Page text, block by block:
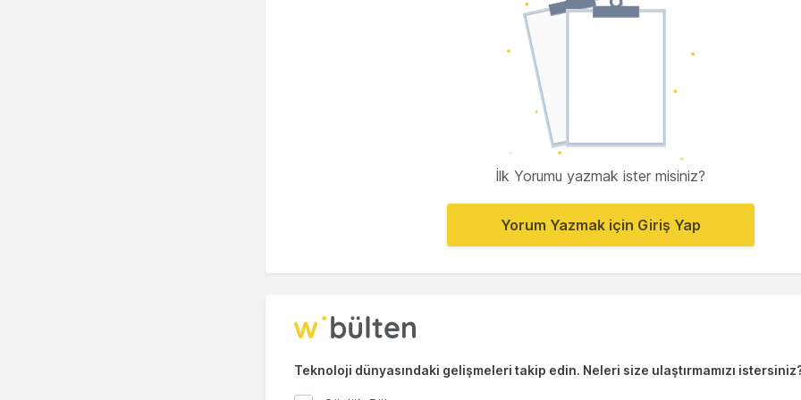
İlk Yorumu yazmak ister misiniz?
Yorum Yazmak için Giriş Yap
Teknoloji dünyasındaki gelişmeleri takip edin. Neleri size ulaştırmamızı